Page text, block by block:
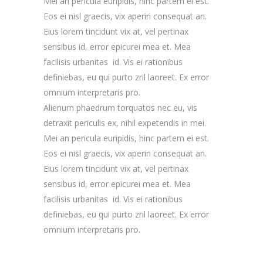
Eos ei nisl graecis, vix aperiri consequat an.
Eius lorem tincidunt vix at, vel pertinax
sensibus id, error epicurei mea et. Mea
facilisis urbanitas id. Vis ei rationibus
definiebas, eu qui purto zril laoreet. Ex error
omnium interpretaris pro.
Alienum phaedrum torquatos nec eu, vis
detraxit periculis ex, nihil expetendis in mei.
Mei an pericula euripidis, hinc partem ei est.
Eos ei nisl graecis, vix aperiri consequat an.
Eius lorem tincidunt vix at, vel pertinax
sensibus id, error epicurei mea et. Mea
facilisis urbanitas id. Vis ei rationibus
definiebas, eu qui purto zril laoreet. Ex error
omnium interpretaris pro.